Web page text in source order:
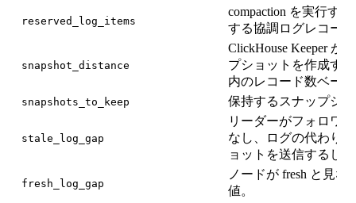
reserved_log_items
compaction を実行す
する協調ログレコー
snapshot_distance
ClickHouse Keeper が
プショットを作成す
内のレコード数ベー
snapshots_to_keep 保持するスナップシ
stale_log_gap
リーダーがフォロワ
なし、ログの代わり
ョットを送信するし
fresh_log_gap
ノードが fresh と見な
値。